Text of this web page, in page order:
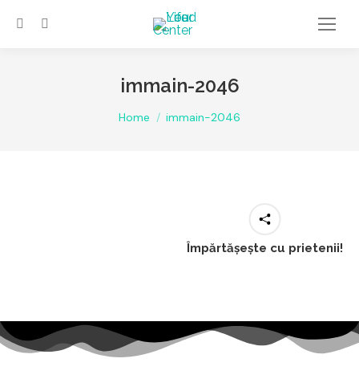
immain-2046
You are here:
Home immain-2046
Împărtășește cu prietenii!